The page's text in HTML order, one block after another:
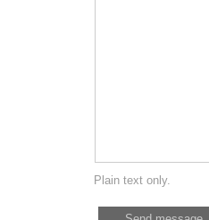
Plain text only.